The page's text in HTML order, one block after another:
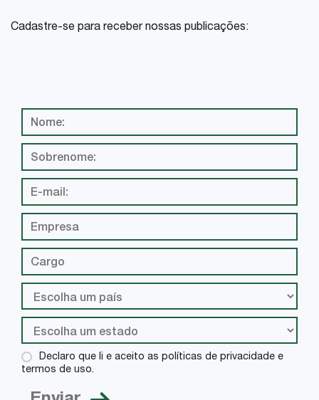
Cadastre-se para receber nossas publicações:
Declaro que li e aceito as políticas de privacidade e
termos de uso.